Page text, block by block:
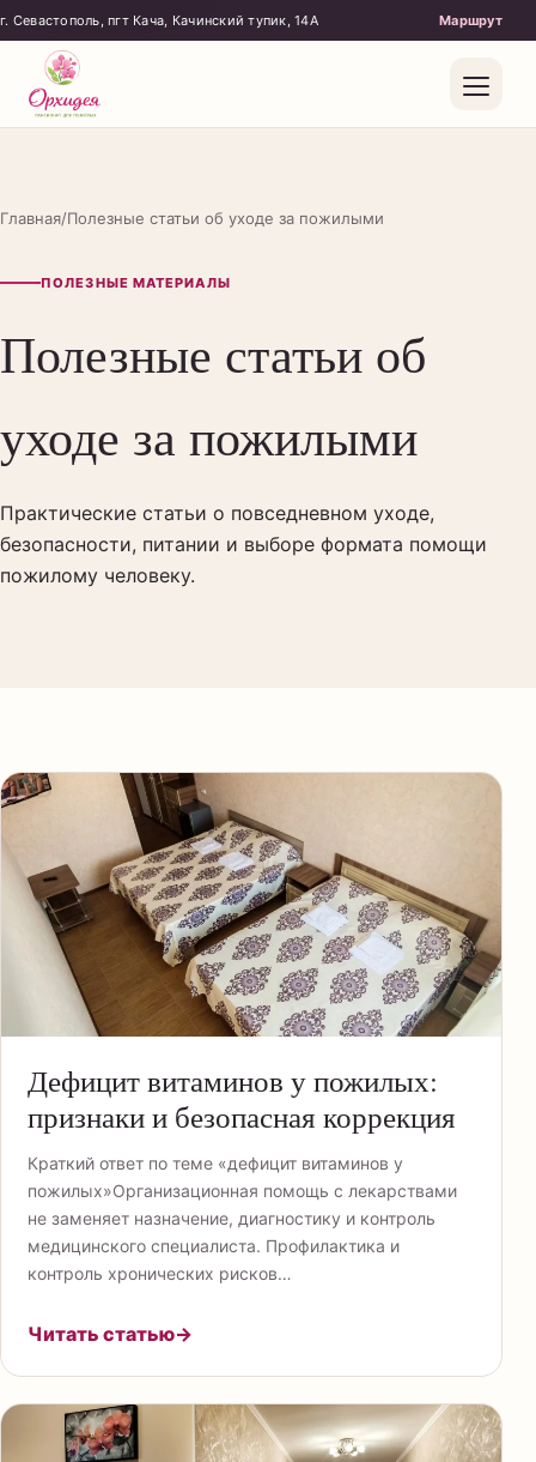
г. Севастополь, пгт Кача, Качинский тупик, 14А
Бытовой уход
Поддержка
Назначения врача
Главная/Полезные статьи об уходе за пожилыми
ПОЛЕЗНЫЕ МАТЕРИАЛЫ
Полезные статьи об
уходе за пожилыми
Практические статьи о повседневном уходе,
безопасности, питании и выборе формата помощи
пожилому человеку.
Дефицит витаминов у пожилых:
признаки и безопасная коррекция
Краткий ответ по теме «дефицит витаминов у
пожилых»Организационная помощь с лекарствами
не заменяет назначение, диагностику и контроль
медицинского специалиста. Профилактика и
контроль хронических рисков…
Читать статью→